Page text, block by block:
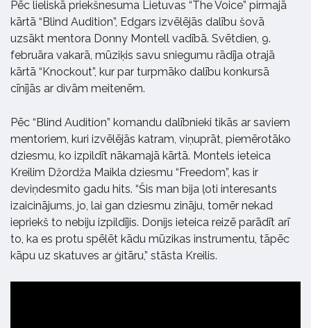
Pēc lieliskā priekšnesuma Lietuvas “The Voice” pirmajā
kārtā “Blind Audition”, Edgars izvēlējās dalību šovā
uzsākt mentora Donny Montell vadībā. Svētdien, 9.
februāra vakarā, mūziķis savu sniegumu rādīja otrajā
kārtā “Knockout”, kur par turpmāko dalību konkursā
cīnījās ar divām meitenēm.
Pēc “Blind Audition” komandu dalībnieki tikās ar saviem
mentoriem, kuri izvēlējās katram, viņuprāt, piemērotāko
dziesmu, ko izpildīt nākamajā kārtā. Montels ieteica
Kreilim Džordža Maikla dziesmu “Freedom”, kas ir
deviņdesmito gadu hits. “Šis man bija ļoti interesants
izaicinājums, jo, lai gan dziesmu zināju, tomēr nekad
iepriekš to nebiju izpildījis. Donijs ieteica reizē parādīt arī
to, ka es protu spēlēt kādu mūzikas instrumentu, tāpēc
kāpu uz skatuves ar ģitāru,” stāsta Kreilis.